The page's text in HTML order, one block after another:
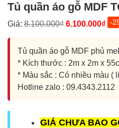
Tủ quần áo gỗ MDF
Giá: 8.100.000₫ 6.100.000₫ -
Tủ quần áo gỗ MDF phủ
* Kích thước : 2m x 2m x
* Màu sắc : Có nhiều màu (
Hotline zalo : 09.4343.2112
GIÁ CHƯA BAO